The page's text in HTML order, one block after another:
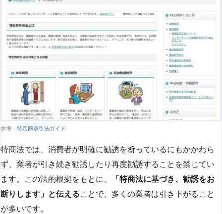
参考： 特定商取引法ガイド
特商法では、消費者が明確に勧誘を断っているにもかかわら
ず、業者が引き続き勧誘したり再度勧誘することを禁じてい
ます。この法的根拠をもとに、
「特商法に基づき、勧誘をお
断りします」と伝えることで、多くの業者は引き下がること
が多いです​​。